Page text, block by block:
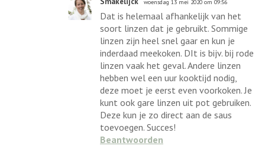
woensdag 13 mei 2020 om 09:56
Dat is helemaal afhankelijk van het
soort linzen dat je gebruikt. Sommige
linzen zijn heel snel gaar en kun je
inderdaad meekoken. DIt is bijv. bij rode
linzen vaak het geval. Andere linzen
hebben wel een uur kooktijd nodig,
deze moet je eerst even voorkoken. Je
kunt ook gare linzen uit pot gebruiken.
Deze kun je zo direct aan de saus
toevoegen. Succes!
Beantwoorden